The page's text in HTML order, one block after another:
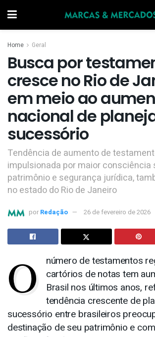
Home Geral
Busca por
cresce no Rio de
em meio ao
nacional de
sucessório
Tendência de aumento de
impulsionada por maior consciência
patrimônio e segurança jurídica,
no estado do Rio de Janeiro
por Redação 26 de fevereiro de 2026
O
número de testamentos
cartórios de notas tem
Brasil nos últimos anos,
tendência crescente de
sucessório entre brasileiros
destinação de seu patrimônio e